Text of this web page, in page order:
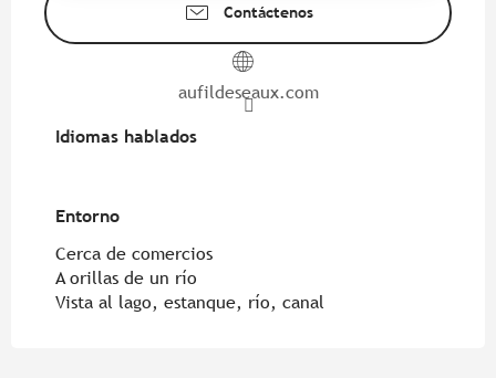
Contáctenos
aufildeseaux.com
Idiomas hablados
Idiomas hablados
Entorno
Entorno
Cerca de comercios
A orillas de un río
Vista al lago, estanque, río, canal